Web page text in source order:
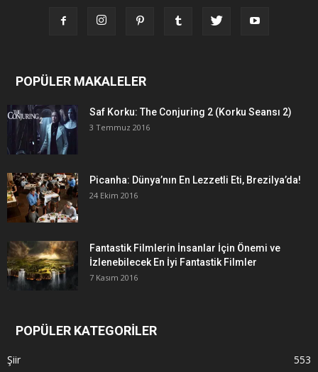
POPÜLER MAKALELER
Saf Korku: The Conjuring 2 (Korku Seansı 2)
3 Temmuz 2016
Picanha: Dünya’nın En Lezzetli Eti, Brezilya’da!
24 Ekim 2016
Fantastik Filmlerin İnsanlar İçin Önemi ve
İzlenebilecek En İyi Fantastik Filmler
7 Kasım 2016
POPÜLER KATEGORİLER
Şiir 553